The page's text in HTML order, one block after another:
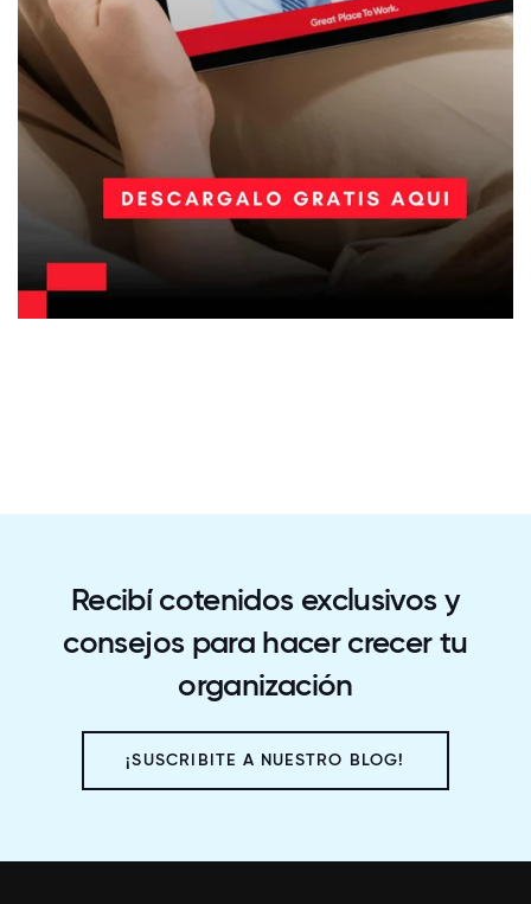
Recibí cotenidos exclusivos y
consejos para hacer crecer tu
organización
¡SUSCRIBITE A NUESTRO BLOG!